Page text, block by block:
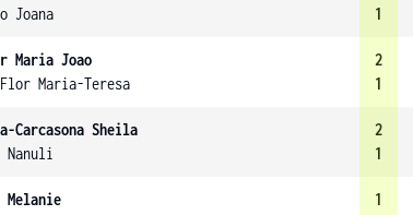
Joana
1
Maria Joao
Maria-Teresa
2
1
Carcasona Sheila
Nanuli
2
1
1